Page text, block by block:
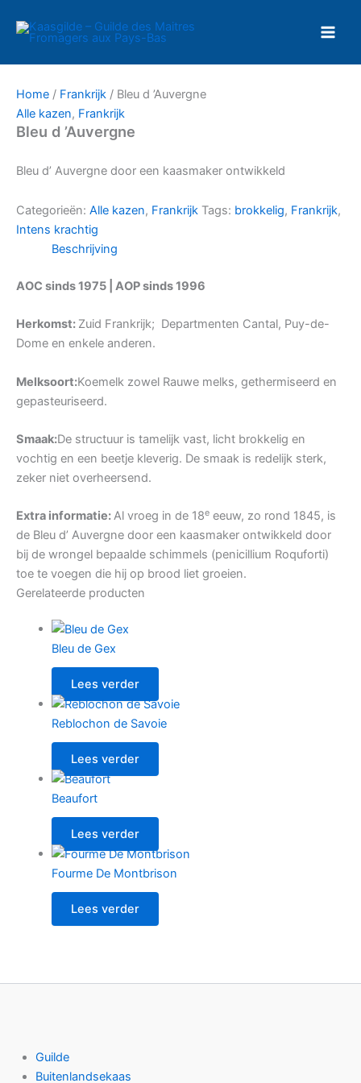
naar
inhoud
Home / Frankrijk / Bleu d ’Auvergne
Alle kazen, Frankrijk
Bleu d ’Auvergne
Bleu d’ Auvergne door een kaasmaker ontwikkeld
Categorieën: Alle kazen, Frankrijk Tags: brokkelig, Frankrijk,
Intens krachtig
Beschrijving
AOC sinds 1975 | AOP sinds 1996
Herkomst: Zuid Frankrijk; Departmenten Cantal, Puy-de-
Dome en enkele anderen.
Melksoort:Koemelk zowel Rauwe melks, gethermiseerd en
gepasteuriseerd.
Smaak:De structuur is tamelijk vast, licht brokkelig en
vochtig en een beetje kleverig. De smaak is redelijk sterk,
zeker niet overheersend.
Extra informatie:Al vroeg in de 18e eeuw, zo rond 1845, is
de Bleu d’ Auvergne door een kaasmaker ontwikkeld door
bij de wrongel bepaalde schimmels (penicillium Roquforti)
toe te voegen die hij op brood liet groeien.
Gerelateerde producten
Bleu de Gex
Lees verder
Reblochon de Savoie
Lees verder
Beaufort
Lees verder
Fourme De Montbrison
Lees verder
Guilde
Buitenlandsekaas